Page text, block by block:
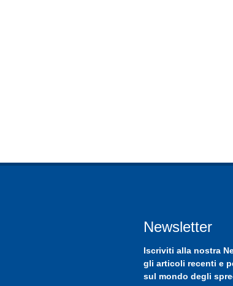
Newsletter
Iscriviti alla nostra
gli articoli recenti e
sul mondo degli